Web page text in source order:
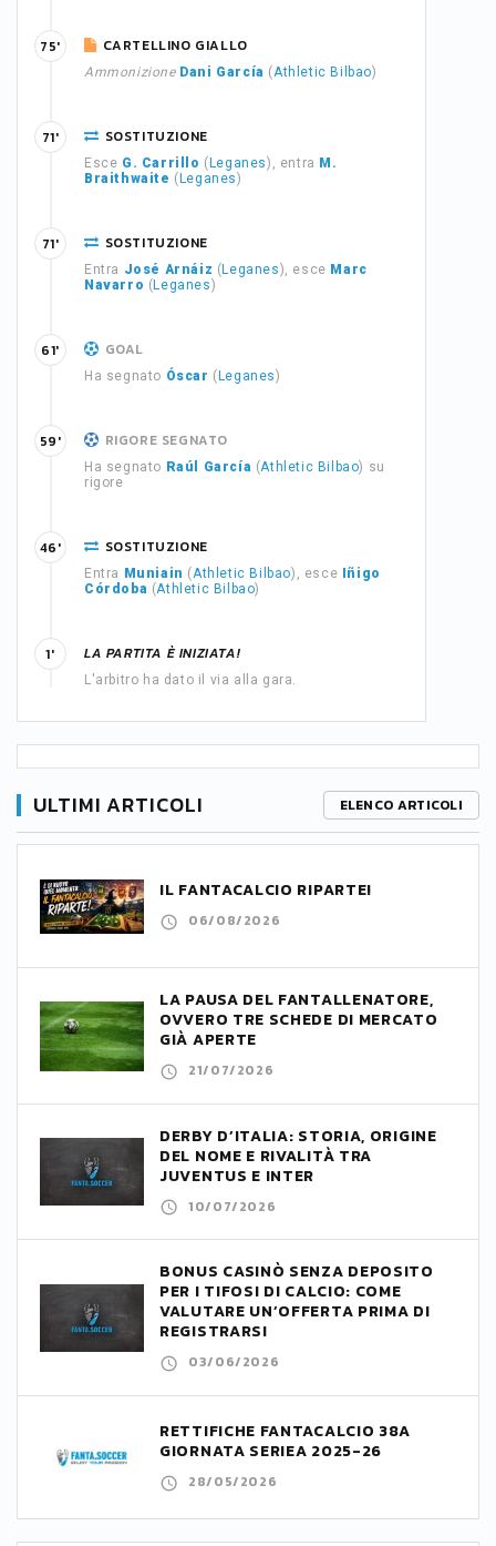
CARTELLINO GIALLO
Ammonizione Dani García (Athletic Bilbao)
75'
SOSTITUZIONE
Esce G. Carrillo ( Leganes), entra M.
Braithwaite ( Leganes)
71'
SOSTITUZIONE
Entra José Arnáiz ( Leganes), esce Marc
Navarro ( Leganes)
71'
GOAL
Ha segnato Óscar ( Leganes)
61'
RIGORE SEGNATO
Ha segnato Raúl García (Athletic Bilbao) su
rigore
59'
SOSTITUZIONE
Entra Muniain (Athletic Bilbao), esce
Iñigo
Córdoba (Athletic Bilbao)
46'
LA PARTITA È INIZIATA!
L'arbitro ha dato il via alla gara.
1'
ULTIMI ARTICOLI ELENCO ARTICOLI
IL FANTACALCIO RIPARTE!
06/08/2026
LA PAUSA DEL FANTALLENATORE,
OVVERO TRE SCHEDE DI MERCATO
GIÀ APERTE
21/07/2026
DERBY D’ITALIA: STORIA, ORIGINE
DEL NOME E RIVALITÀ TRA
JUVENTUS E INTER
10/07/2026
BONUS CASINÒ SENZA DEPOSITO
PER I TIFOSI DI CALCIO: COME
VALUTARE UN’OFFERTA PRIMA DI
REGISTRARSI
03/06/2026
RETTIFICHE FANTACALCIO 38A
GIORNATA SERIEA 2025-26
28/05/2026